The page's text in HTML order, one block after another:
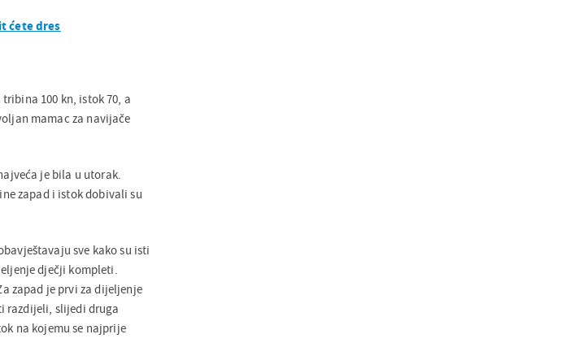
ćete dres
100 kn, istok 70, a
mamac za navijače
je bila u utorak.
zapad i istok dobivali su
sve kako su isti
dječji kompleti.
zapad je prvi za dijeljenje
razdijeli, slijedi druga
na kojemu se najprije